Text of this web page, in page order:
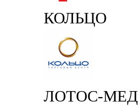
КОЛЬЦО
ЛОТОС-МЕД